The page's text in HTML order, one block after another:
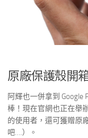
原廠保護殼開
阿輝也一併拿到 Google
棒！現在官網也正在舉
的使用者，還可獲贈原
吧….）。